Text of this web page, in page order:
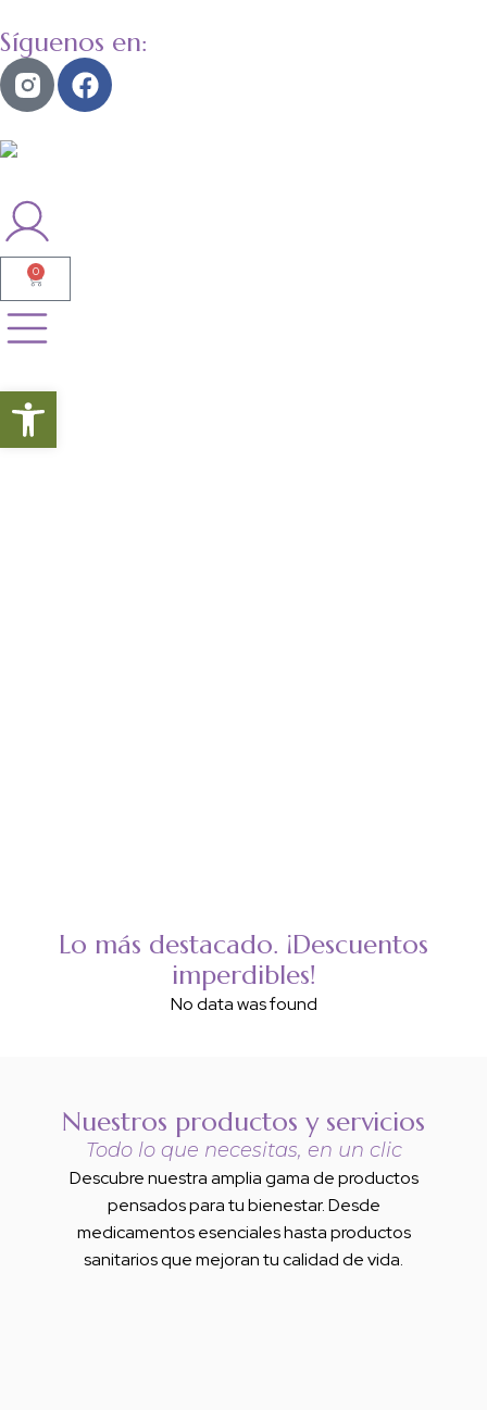
Síguenos en:
0
Lo más destacado. ¡Descuentos
imperdibles!
No data was found
Nuestros productos y servicios
Todo lo que necesitas, en un clic
Descubre nuestra amplia gama de productos
pensados para tu bienestar. Desde
medicamentos esenciales hasta productos
sanitarios que mejoran tu calidad de vida.
Abrir barra de herramientas